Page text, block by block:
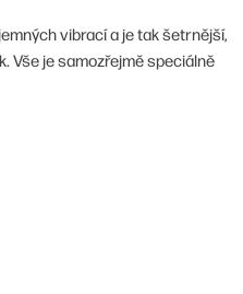
vibrací a je tak šetrnější,
Vše je samozřejmě speciálně